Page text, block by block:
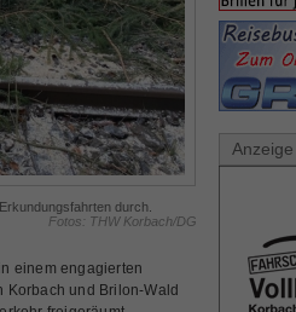
durch.
Fotos: THW Korbach/DG
einem engagierten
Korbach und Brilon-Wald
Anzeige